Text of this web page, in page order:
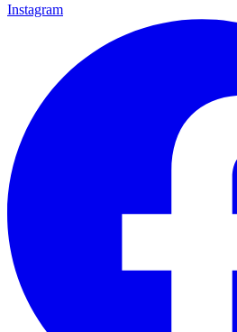
Instagram